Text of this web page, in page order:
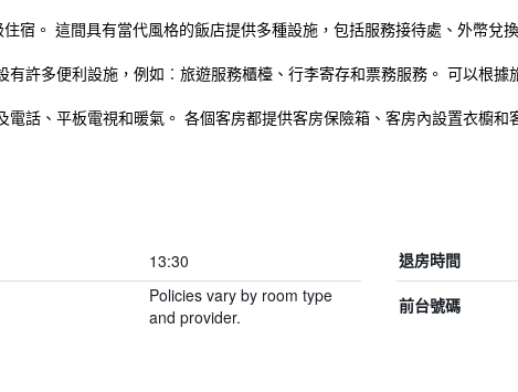
宿。 這間具有當代風格的飯店提供多種設施，包括服務接待處、外幣兌
有許多便利設施，例如︰旅遊服務櫃檯、行李寄存和票務服務。 可以根
電話、平板電視和暖氣。 各個客房都提供客房保險箱、客房內設置衣櫥和
13:30 退房時間
Policies vary by room type
and provider.
前台號碼